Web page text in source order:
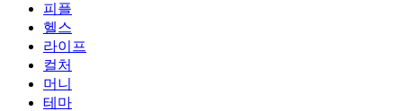
피플
헬스
라이프
컬처
머니
테마